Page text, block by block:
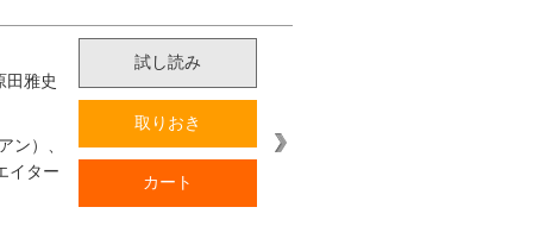
田雅史
試し読み
取りおき
カート
ン）、
イター